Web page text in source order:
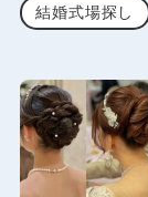
結婚式場探し